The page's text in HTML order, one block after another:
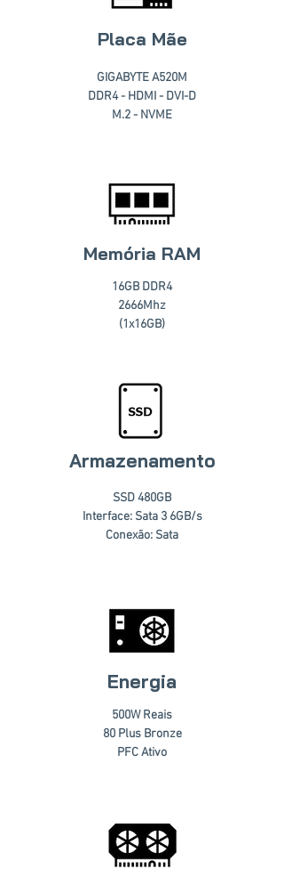
Placa Mãe
GIGABYTE A520M
DDR4 - HDMI - DVI-D
M.2 - NVME
Memória RAM
16GB DDR4
2666Mhz
(1x16GB)
Armazenamento
SSD 480GB
Interface: Sata 3 6GB/s
Conexão: Sata
Energia
500W Reais
80 Plus Bronze
PFC Ativo